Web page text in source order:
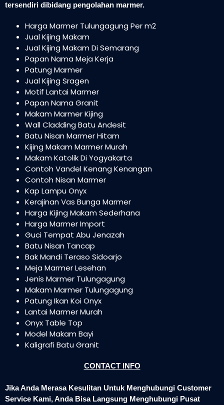
tersendiri dibidang pengolahan marmer.
Harga Marmer Tulungagung Per m2
Jual Kijing Makam
Jual Kijing Makam Di Semarang
Papan Nama Meja Kerja
Patung Marmer
Jual Kijing Sragen
Motif Lantai Marmer
Papan Nama Granit
Makam Marmer Kijing
Wall Cladding Batu Andesit
Batu Nisan Marmer Hitam
Kijing Makam Marmer Murah
Makam Katolik Di Yogyakarta
Contoh Vandel Kenang Kenangan
Contoh Nisan Marmer
Kap Lampu Onyx
Kerajinan Vas Bunga Marmer
Harga Kijing Makam Sederhana
Harga Marmer Import
Guci Tempat Abu Jenazah
Batu Nisan Tancap
Bak Mandi Teraso Sidoarjo
Meja Marmer Lesehan
Jenis Marmer Tulungagung
Makam Marmer Tulungagung
Patung Ikan Koi Onyx
Lantai Marmer Murah
Onyx Table Top
Model Makam Bayi
Kaligrafi Batu Granit
CONTACT INFO
Jika Anda Merasa Kesulitan Untuk Menghubungi Customer
Service Kami, Anda Bisa Langsung Menghubungi Pusat